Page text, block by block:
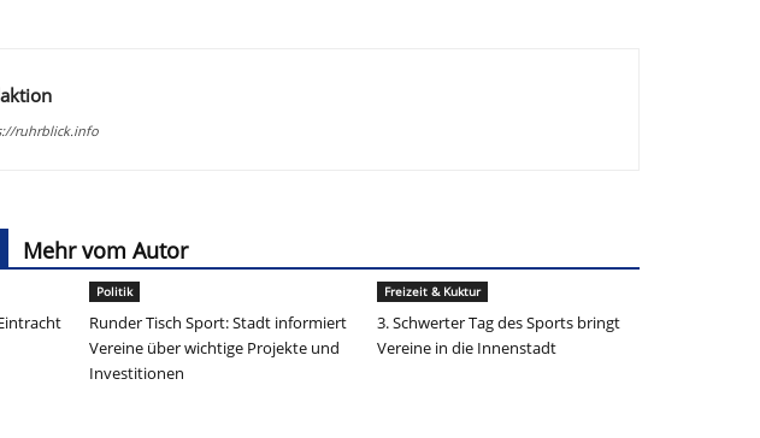
ruhrblick.info
Mehr vom Autor
Politik
Runder Tisch Sport: Stadt informiert
Vereine über wichtige Projekte und
Investitionen
Freizeit & Kuktur
3. Schwerter Tag des Sports bringt
Vereine in die Innenstadt